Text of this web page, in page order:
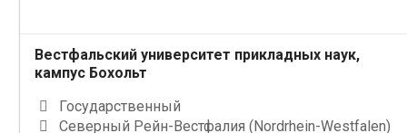
Вестфальский университет прикладных наук,
кампус Бохольт
Государственный
Северный Рейн-Вестфалия (Nordrhein-Westfalen)